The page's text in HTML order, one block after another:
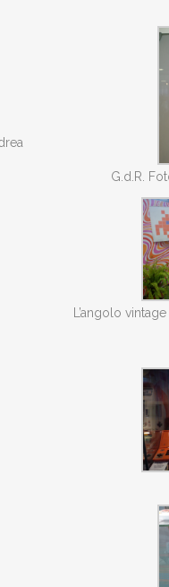
G.d.R.
L’angolo